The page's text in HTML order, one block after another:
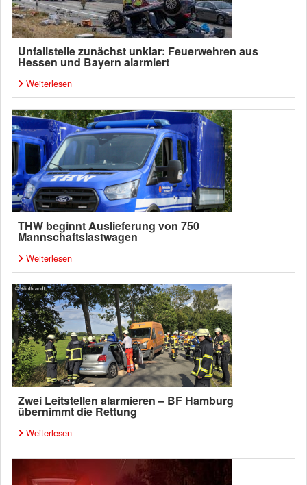
Unfallstelle zunächst unklar: Feuerwehren aus
Hessen und Bayern alarmiert
Weiterlesen
THW beginnt Auslieferung von 750
Mannschaftslastwagen
Weiterlesen
Zwei Leitstellen alarmieren – BF Hamburg
übernimmt die Rettung
Weiterlesen